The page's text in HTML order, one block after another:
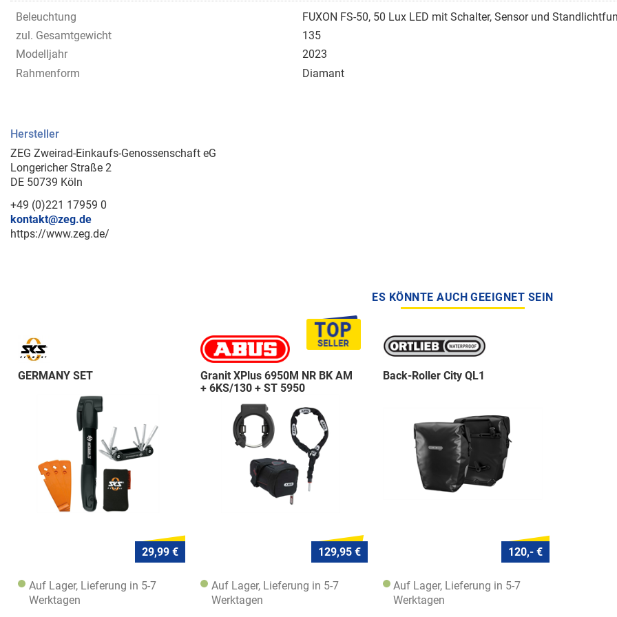
Beleuchtung
FUXON FS-50, 50 Lux LED mit Schalter, Sensor und
zul. Gesamtgewicht
135
Modelljahr
2023
Rahmenform
Diamant
Hersteller
ZEG Zweirad-Einkaufs-Genossenschaft eG
Longericher Straße 2
DE 50739 Köln
+49 (0)221 17959 0
kontakt@zeg.de
https://www.zeg.de/
ES KÖNNTE AUCH GEEIGNET SEIN
GERMANY SET
29,99 €
Auf Lager, Lieferung in 5-7
Werktagen
Granit XPlus 6950M NR BK AM
+ 6KS/130 + ST 5950
129,95 €
Auf Lager, Lieferung in 5-7
Werktagen
Back-Roller City QL1
120,- €
Auf Lager, Lieferung in 5-7
Werktagen